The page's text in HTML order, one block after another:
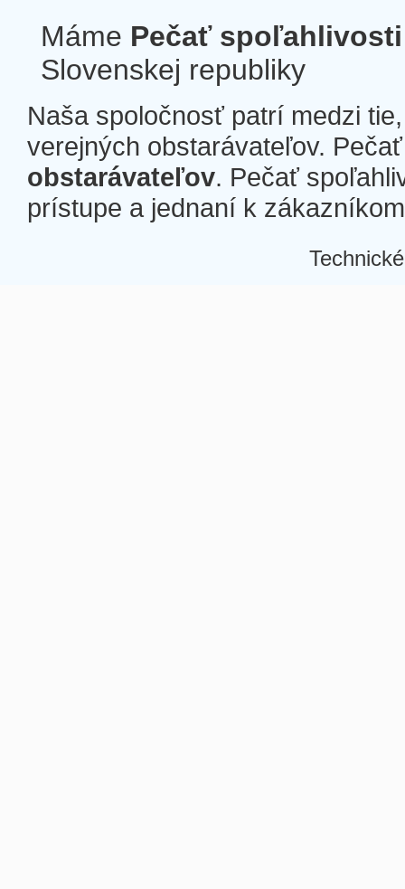
Máme Pečať spoľahlivosti
Slovenskej republiky
Naša spoločnosť patrí medzi
verejných obstarávateľov.
obstarávateľov. Pečať
prístupe a jednaní k